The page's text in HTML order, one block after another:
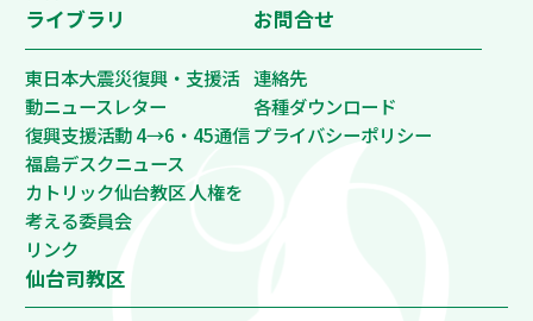
ライブラリ
東日本大震災復興・支援活
動ニュースレター
復興支援活動 4→6・45通信
福島デスクニュース
カトリック仙台教区 人権を
考える委員会
リンク
お問合せ
連絡先
各種ダウンロード
プライバシーポリシー
仙台司教区